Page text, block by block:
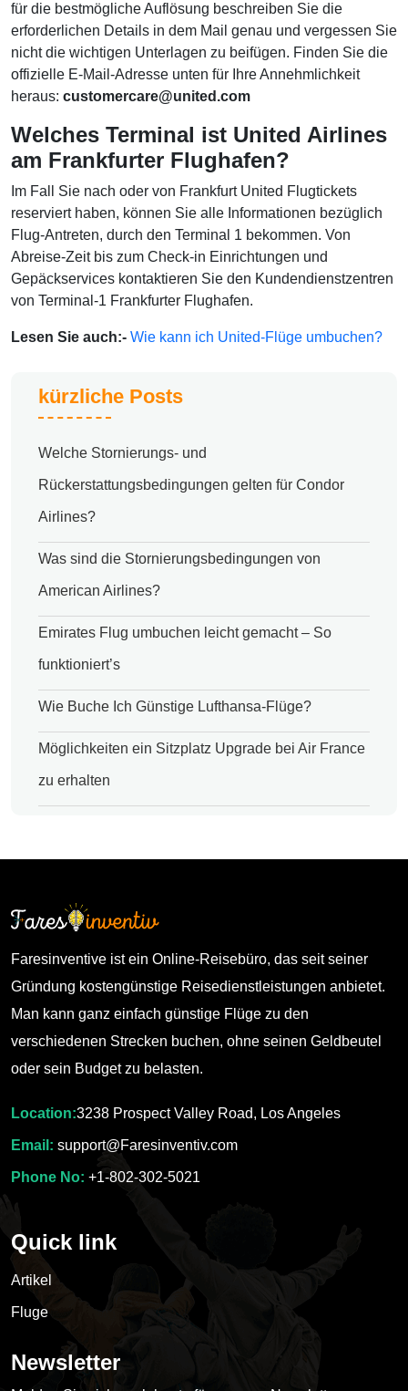
für die bestmögliche Auflösung beschreiben Sie die
erforderlichen Details in dem Mail genau und vergessen Sie
nicht die wichtigen Unterlagen zu beifügen. Finden Sie die
offizielle E-Mail-Adresse unten für Ihre Annehmlichkeit
heraus: customercare@united.com
Welches Terminal ist United Airlines
am Frankfurter Flughafen?
Im Fall Sie nach oder von Frankfurt United Flugtickets
reserviert haben, können Sie alle Informationen bezüglich
Flug-Antreten, durch den Terminal 1 bekommen. Von
Abreise-Zeit bis zum Check-in Einrichtungen und
Gepäckservices kontaktieren Sie den Kundendienstzentren
von Terminal-1 Frankfurter Flughafen.
Lesen Sie auch:- Wie kann ich United-Flüge umbuchen?
kürzliche Posts
Welche Stornierungs- und
Rückerstattungsbedingungen gelten für Condor
Airlines?
Was sind die Stornierungsbedingungen von
American Airlines?
Emirates Flug umbuchen leicht gemacht – So
funktioniert’s
Wie Buche Ich Günstige Lufthansa-Flüge?
Möglichkeiten ein Sitzplatz Upgrade bei Air France
zu erhalten
Faresinventive ist ein Online-Reisebüro, das seit seiner
Gründung kostengünstige Reisedienstleistungen anbietet.
Man kann ganz einfach günstige Flüge zu den
verschiedenen Strecken buchen, ohne seinen Geldbeutel
oder sein Budget zu belasten.
Location:3238 Prospect Valley Road, Los Angeles
Email: support@Faresinventiv.com
Phone No: +1-802-302-5021
Quick link
Artikel
Fluge
Newsletter